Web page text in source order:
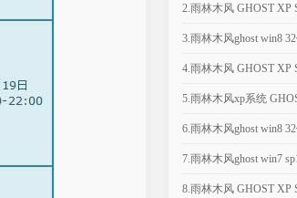
1803 X6...
2.雨林木风 GHOST XP
经典纯净版 ...
3.雨林木风ghost win8
准旗舰版2...
4.雨林木风 GHOST XP
优化装机版 ...
5.雨林木风xp系统
XP SP3 优化...
6.雨林木风ghost win8
式极速版2...
7.雨林木风ghost win7
位(X...
8.雨林木风 GHOST XP